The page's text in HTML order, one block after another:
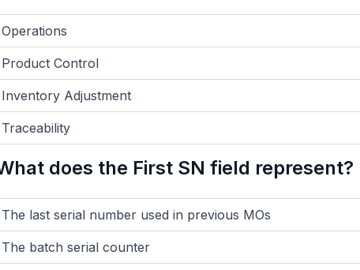
Operations
Product Control
Inventory Adjustment
Traceability
does the First SN field represent?
The last serial number used in previous MOs
The batch serial counter